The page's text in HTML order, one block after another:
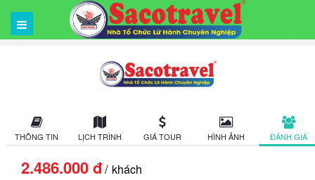
THÔNG TIN LỊCH TRÌNH GIÁ TOUR HÌNH ẢNH ĐÁNH GIÁ
2.486.000 đ khách